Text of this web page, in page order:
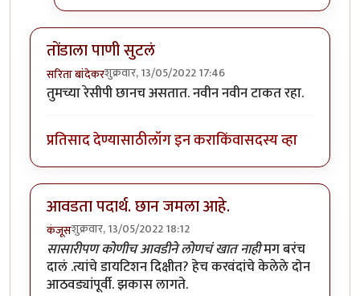
तोंडाला पाणी सुटलं
सरिता बांदेकरशुक्रवार, 13/05/2022 17:46
तुमच्या रेसीपी छानच असतात. नवीन नवीन टाकत रहा.
प्रतिसाद देण्यासाठीलॉग इन कराकिंवासदस्य व्हा
आवडता पदार्थ. छान जमला आहे.
कंजूसशुक्रवार, 13/05/2022 18:12
सासारीपण कोणीच आवडीने लोणचं खात नाहीमग बरंच
दालं .त्यांचे डायटिशन दिक्षीत? हेच करवंदांचे केलेले दोन
आठवड्यांपूर्वी. झकास लागते.